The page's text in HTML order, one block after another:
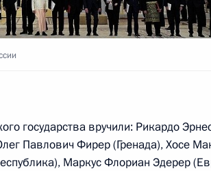
конкурса «Учитель года –
государства вручили: Рикардо
Павлович Фирер (Гренада), Хосе
Маркус Флориан Эдерер